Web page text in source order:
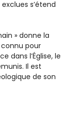
s’étend
» donne la
connu pour
dans l’Église, le
Il est
de son